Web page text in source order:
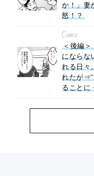
か！」妻
怒！？
Comic
＜後編
にならな
れる日々
れたが⇒“
ることに